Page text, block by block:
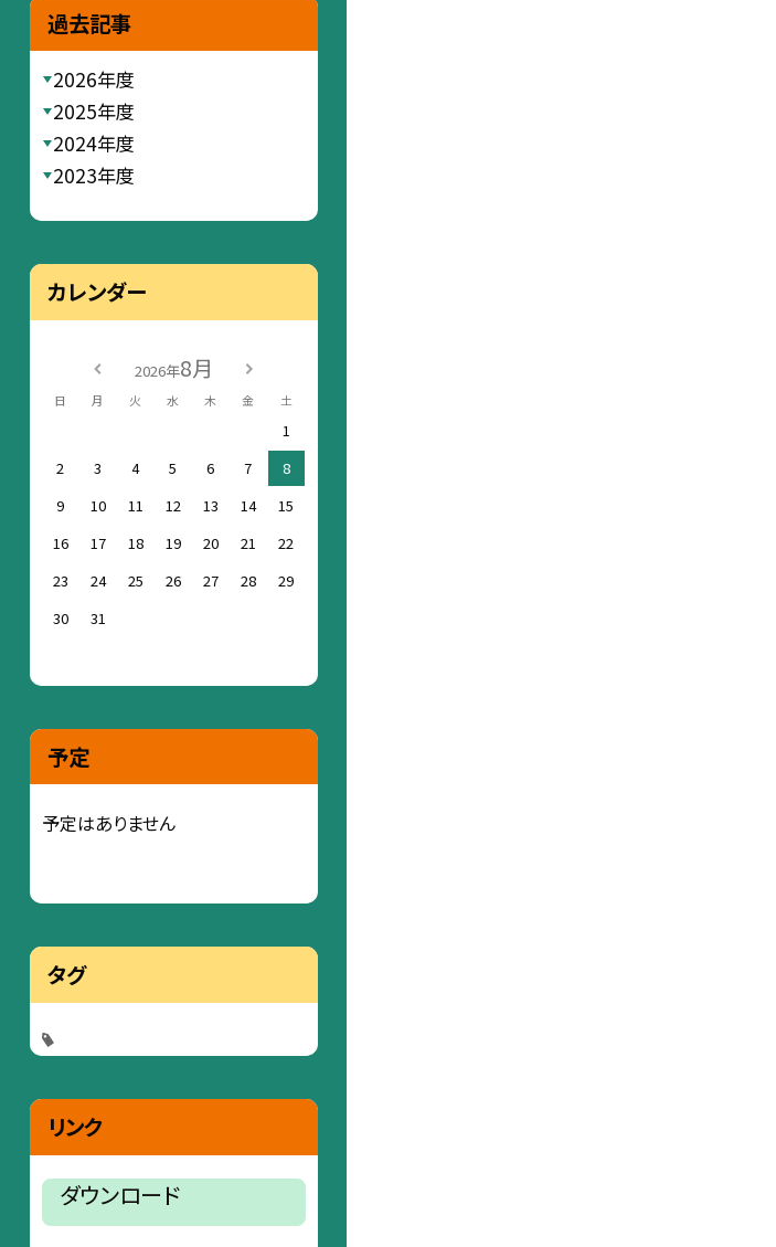
過去記事
2026年度
2025年度
2024年度
2023年度
カレンダー
2026年8月
日 月 火 水 木 金 土
1
2
3 4 5 6 7
8
9
10 11 12 13 14
15
16
17 18 19 20 21
22
23
24 25 26 27 28
29
30
31
予定
予定はありません
タグ
リンク
ダウンロード